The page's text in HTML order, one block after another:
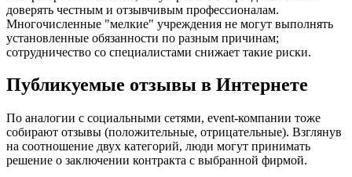
доверять честным и отзывчивым профессионалам.
Многочисленные "мелкие" учреждения не могут выполнять
установленные обязанности по разным причинам;
сотрудничество со специалистами снижает такие риски.
Публикуемые отзывы в Интернете
По аналогии с социальными сетями, event-компании тоже
собирают отзывы (положительные, отрицательные). Взглянув
на соотношение двух категорий, люди могут принимать
решение о заключении контракта с выбранной фирмой.